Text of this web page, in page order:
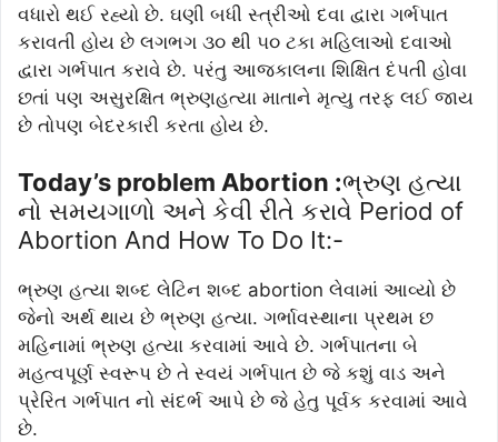
વધારો થઈ રહ્યો છે. ઘણી બધી સ્ત્રીઓ દવા દ્વારા ગર્ભપાત
કરાવતી હોય છે લગભગ ૩૦ થી ૫૦ ટકા મહિલાઓ દવાઓ
દ્વારા ગર્ભપાત કરાવે છે. પરંતુ આજકાલના શિક્ષિત દંપતી હોવા
છતાં પણ અસુરક્ષિત ભ્રુણહત્યા માતાને મૃત્યુ તરફ લઈ જાય
છે તોપણ બેદરકારી કરતા હોય છે.
Today’s problem Abortion :ભ્રુણ હત્યા
નો સમયગાળો અને કેવી રીતે કરાવે Period of
Abortion And How To Do It:-
ભ્રુણ હત્યા શબ્દ લેટિન શબ્દ abortion લેવામાં આવ્યો છે
જેનો અર્થ થાય છે ભ્રુણ હત્યા. ગર્ભાવસ્થાના પ્રથમ છ
મહિનામાં ભ્રુણ હત્યા કરવામાં આવે છે. ગર્ભપાતના બે
મહત્વપૂર્ણ સ્વરૂપ છે તે સ્વયં ગર્ભપાત છે જે કશું વાડ અને
પ્રેરિત ગર્ભપાત નો સંદર્ભ આપે છે જે હેતુ પૂર્વક કરવામાં આવે
છે.